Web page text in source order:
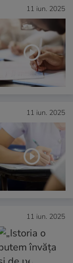
11 iun. 2025
11 iun. 2025
11 iun. 2025